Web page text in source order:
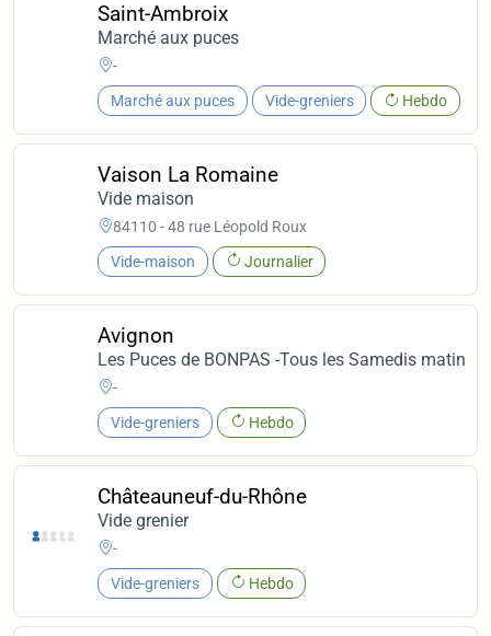
Saint-Ambroix
Marché aux puces
-
Marché aux puces Vide-greniers Hebdo
Vaison La Romaine
Vide maison
84110 - 48 rue Léopold Roux
Vide-maison Journalier
Avignon
Les Puces de BONPAS -Tous les Samedis matin
-
Vide-greniers Hebdo
Châteauneuf-du-Rhône
Vide grenier
-
Vide-greniers Hebdo